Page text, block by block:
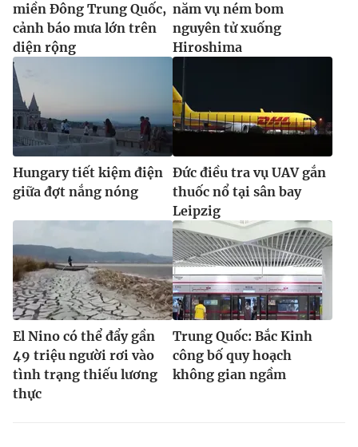
miền Đông Trung Quốc,
cảnh báo mưa lớn trên
diện rộng
năm vụ ném bom
nguyên tử xuống
Hiroshima
Hungary tiết kiệm điện
giữa đợt nắng nóng
Đức điều tra vụ UAV gắn
thuốc nổ tại sân bay
Leipzig
El Nino có thể đẩy gần
49 triệu người rơi vào
tình trạng thiếu lương
thực
Trung Quốc: Bắc Kinh
công bố quy hoạch
không gian ngầm